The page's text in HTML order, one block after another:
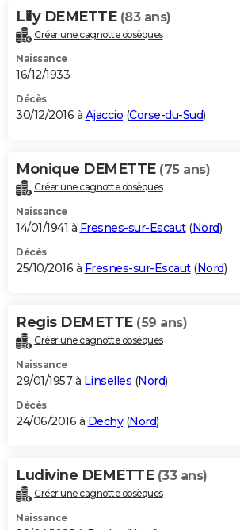
Lily DEMETTE (83 ans)
Créer une cagnotte obsèques
Naissance
16/12/1933
Décès
30/12/2016 à Ajaccio (Corse-du-Sud)
Monique DEMETTE (75 ans)
Créer une cagnotte obsèques
Naissance
14/01/1941 à Fresnes-sur-Escaut(Nord)
Décès
25/10/2016 à Fresnes-sur-Escaut(Nord)
Regis DEMETTE (59 ans)
Créer une cagnotte obsèques
Naissance
29/01/1957 à Linselles (Nord)
Décès
24/06/2016 à Dechy(Nord)
Ludivine DEMETTE (33 ans)
Créer une cagnotte obsèques
Naissance